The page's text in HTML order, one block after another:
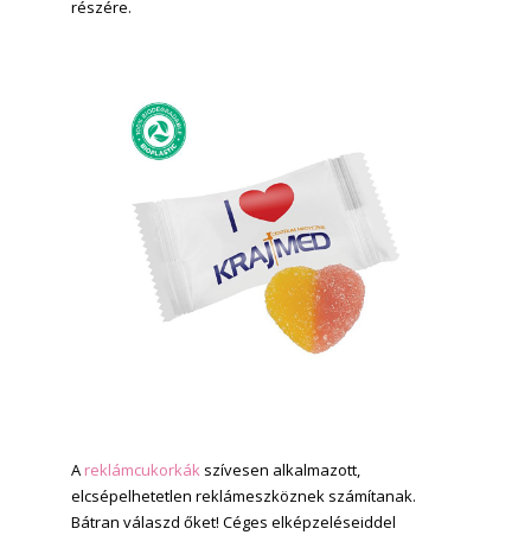
részére.
A reklámcukorkák szívesen alkalmazott,
elcsépelhetetlen reklámeszköznek számítanak.
Bátran válaszd őket! Céges elképzeléseiddel